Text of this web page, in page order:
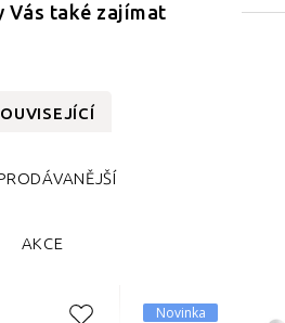
Vás také zajímat
AKCE
Novinka